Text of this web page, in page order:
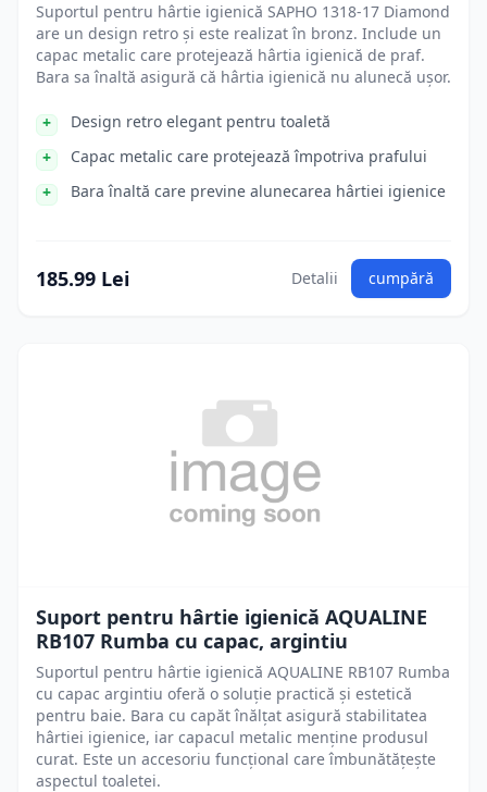
Suportul pentru hârtie igienică SAPHO 1318-17 Diamond
are un design retro și este realizat în bronz. Include un
capac metalic care protejează hârtia igienică de praf.
Bara sa înaltă asigură că hârtia igienică nu alunecă ușor.
Design retro elegant pentru toaletă
Capac metalic care protejează împotriva prafului
Bara înaltă care previne alunecarea hârtiei igienice
185.99 Lei Detalii cumpără
Suport pentru hârtie igienică AQUALINE
RB107 Rumba cu capac, argintiu
Suportul pentru hârtie igienică AQUALINE RB107 Rumba
cu capac argintiu oferă o soluție practică și estetică
pentru baie. Bara cu capăt înălțat asigură stabilitatea
hârtiei igienice, iar capacul metalic menține produsul
curat. Este un accesoriu funcțional care îmbunătățește
aspectul toaletei.